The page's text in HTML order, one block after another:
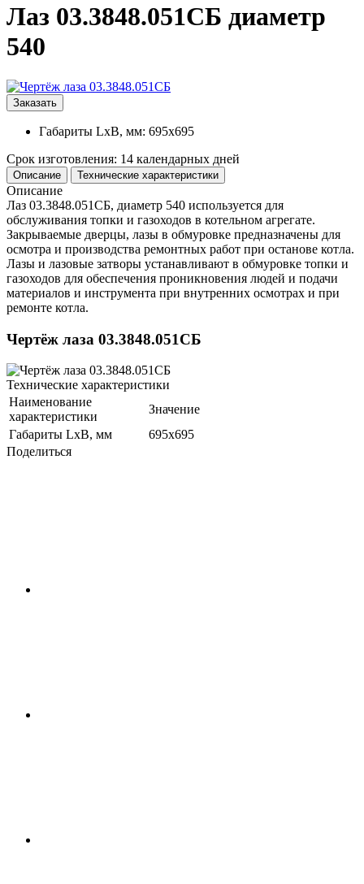
Лаз 03.3848.051СБ диаметр
540
Заказать
Габариты LxB, мм: 695x695
Срок изготовления: 14 календарных дней
Описание Технические характеристики
Описание
Лаз 03.3848.051СБ, диаметр 540 используется для
обслуживания топки и газоходов в котельном агрегате.
Закрываемые дверцы, лазы в обмуровке предназначены для
осмотра и производства ремонтных работ при останове котла.
Лазы и лазовые затворы устанавливают в обмуровке топки и
газоходов для обеспечения проникновения людей и подачи
материалов и инструмента при внутренних осмотрах и при
ремонте котла.
Чертёж лаза 03.3848.051СБ
Технические характеристики
Наименование
характеристики
Значение
Габариты LxB, мм
695x695
Поделиться